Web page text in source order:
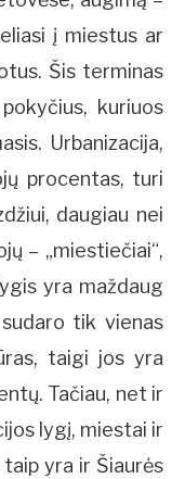
į miestus ar
Šis terminas
kuriuos
Urbanizacija,
procentas, turi
daugiau nei
– „miestiečiai“,
yra maždaug
tik vienas
taigi jos yra
Tačiau, net ir
lygį, miestai ir
yra ir Šiaurės